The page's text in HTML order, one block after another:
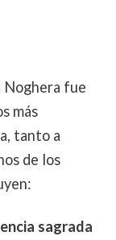
Noghera fue
más
tanto a
de los
sagrada